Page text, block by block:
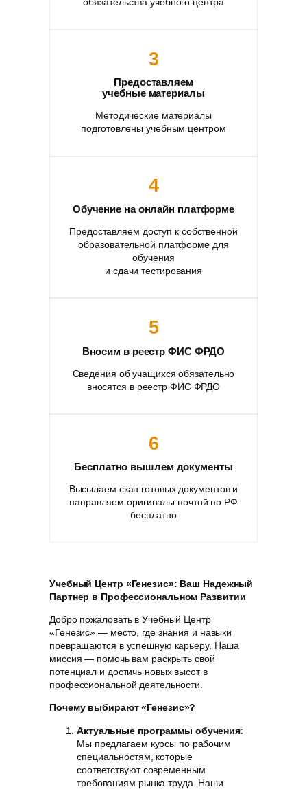
3
Предоставляем
учебные материалы
Методические материалы
подготовлены учебным центром
4
Обучение на онлайн платформе
Предоставляем доступ к собственной
образовательной платформе для
обучения
и сдачи тестирования
5
Вносим в реестр ФИС ФРДО
Сведения об учащихся обязательно
вносятся в реестр ФИС ФРДО
6
Бесплатно вышлем документы
Высылаем скан готовых документов и
направляем оригиналы почтой по РФ
бесплатно
Учебный Центр «Генезис»: Ваш Надежный
Партнер в Профессиональном Развитии
Добро пожаловать в Учебный Центр
«Генезис» — место, где знания и навыки
превращаются в успешную карьеру. Наша
миссия — помочь вам раскрыть свой
потенциал и достичь новых высот в
профессиональной деятельности.
Почему выбирают «Генезис»?
Актуальные программы обучения:
Мы предлагаем курсы по рабочим
специальностям, которые
соответствуют современным
требованиям рынка труда. Наши